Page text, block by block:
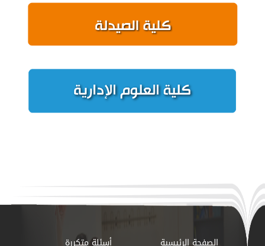
الصفحة الرئيسية أسئلة متكررة